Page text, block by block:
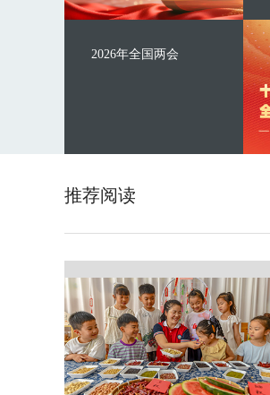
2026年全国两会
推荐阅读